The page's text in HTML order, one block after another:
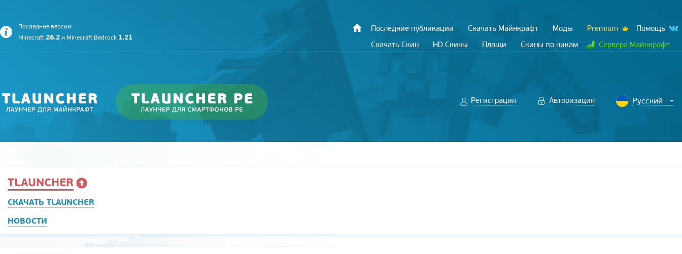
Последние версии:
Minecraft 26.2 и Minecraft Bedrock 1.21
Последние публикации Скачать Майнкрафт Моды Premium
Помощь
Скачать Скин
HD Скины Плащи Скины по никам Сервера Майнкрафт
Регистрация Авторизация
TLAUNCHER
СКАЧАТЬ TLAUNCHER
НОВОСТИ